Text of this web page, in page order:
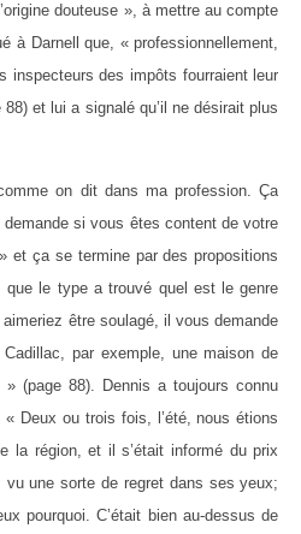
douteuse », à mettre au compte
à Darnell que, « professionnellement,
inspecteurs des impôts fourraient leur
et lui a signalé qu’il ne désirait plus
on dit dans ma profession. Ça
si vous êtes content de votre
et ça se termine par des propositions
le type a trouvé quel est le genre
être soulagé, il vous demande
par exemple, une maison de
(page 88). Dennis a toujours connu
« Deux ou trois fois, l’été, nous étions
la région, et il s’était informé du prix
une sorte de regret dans ses yeux;
pourquoi. C’était bien au-dessus de